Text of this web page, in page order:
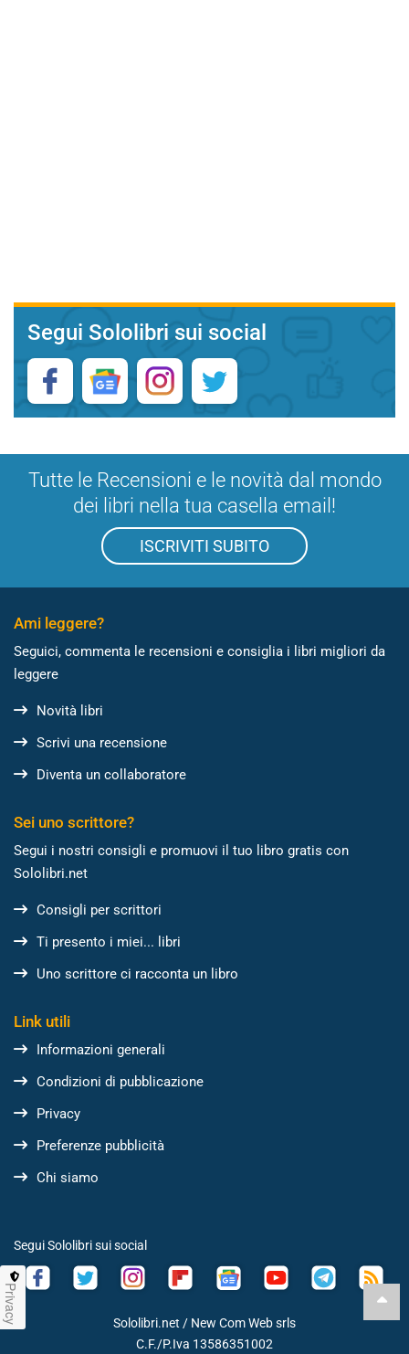
Segui Sololibri sui social
Tutte le Recensioni e le novità dal mondo
dei libri nella tua casella email!
ISCRIVITI SUBITO
Ami leggere?
Seguici, commenta le recensioni e consiglia i libri migliori da
leggere
Novità libri
Scrivi una recensione
Diventa un collaboratore
Sei uno scrittore?
Segui i nostri consigli e promuovi il tuo libro gratis con
Sololibri.net
Consigli per scrittori
Ti presento i miei... libri
Uno scrittore ci racconta un libro
Link utili
Informazioni generali
Condizioni di pubblicazione
Privacy
Preferenze pubblicità
Chi siamo
Segui Sololibri sui social
Sololibri.net / New Com Web srls
C.F./P.Iva 13586351002
Privacy